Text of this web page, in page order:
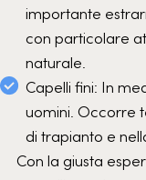
importante
con particolare
naturale.
Capelli fini: In
uomini. Occorre
di trapianto e
Con la giusta